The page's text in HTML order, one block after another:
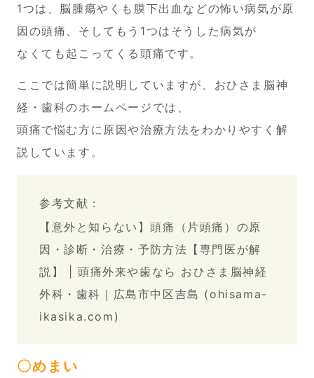
1つは、脳腫瘍やくも膜下出血などの怖い病気が原
因の頭痛、そしてもう1つはそうした病気が
なくても起こってくる頭痛です。
ここでは簡単に説明していますが、おひさま脳神
経・歯科のホームページでは、
頭痛で悩む方に原因や治療方法をわかりやすく解
説しています。
参考文献：
【意外と知らない】頭痛（片頭痛）の原
因・診断・治療・予防方法【専門医が解
説】 | 頭痛外来や歯なら おひさま脳神経
外科・歯科｜広島市中区吉島 (ohisama-
ikasika.com)
〇めまい